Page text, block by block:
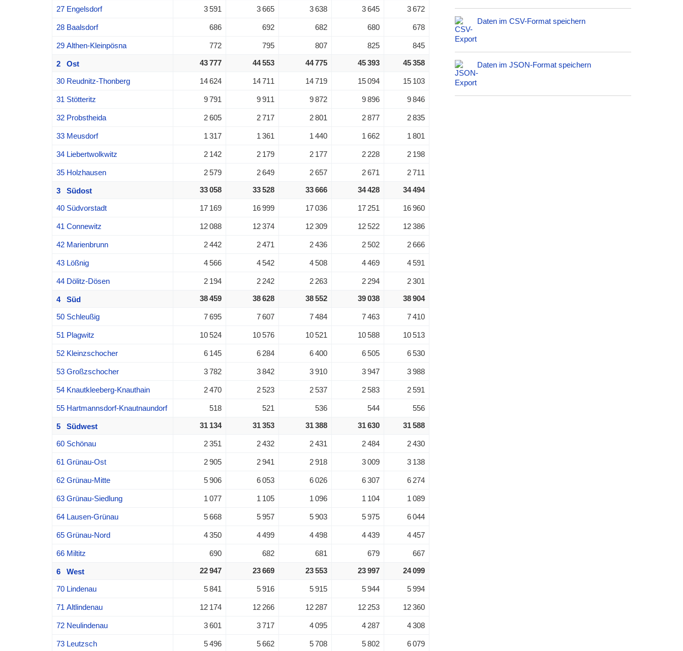
27 Engelsdorf 3 591 3 665 3 638 3 645 3 672
28 Baalsdorf 686 692 682 680 678
29 Althen-Kleinpösna 772 795 807 825 845
2 Ost 43 777 44 553 44 775 45 393 45 358
30 Reudnitz-Thonberg 14 624 14 711 14 719 15 094 15 103
31 Stötteritz 9 791 9 911 9 872 9 896 9 846
32 Probstheida 2 605 2 717 2 801 2 877 2 835
33 Meusdorf 1 317 1 361 1 440 1 662 1 801
34 Liebertwolkwitz 2 142 2 179 2 177 2 228 2 198
35 Holzhausen 2 579 2 649 2 657 2 671 2 711
3 Südost 33 058 33 528 33 666 34 428 34 494
40 Südvorstadt 17 169 16 999 17 036 17 251 16 960
41 Connewitz 12 088 12 374 12 309 12 522 12 386
42 Marienbrunn 2 442 2 471 2 436 2 502 2 666
43 Lößnig 4 566 4 542 4 508 4 469 4 591
44 Dölitz-Dösen 2 194 2 242 2 263 2 294 2 301
4 Süd 38 459 38 628 38 552 39 038 38 904
50 Schleußig 7 695 7 607 7 484 7 463 7 410
51 Plagwitz 10 524 10 576 10 521 10 588 10 513
52 Kleinzschocher 6 145 6 284 6 400 6 505 6 530
53 Großzschocher 3 782 3 842 3 910 3 947 3 988
54 Knautkleeberg-Knauthain 2 470 2 523 2 537 2 583 2 591
55 Hartmannsdorf-Knautnaundorf 518 521 536 544 556
5 Südwest 31 134 31 353 31 388 31 630 31 588
60 Schönau 2 351 2 432 2 431 2 484 2 430
61 Grünau-Ost 2 905 2 941 2 918 3 009 3 138
62 Grünau-Mitte 5 906 6 053 6 026 6 307 6 274
63 Grünau-Siedlung 1 077 1 105 1 096 1 104 1 089
64 Lausen-Grünau 5 668 5 957 5 903 5 975 6 044
65 Grünau-Nord 4 350 4 499 4 498 4 439 4 457
66 Miltitz 690 682 681 679 667
6 West 22 947 23 669 23 553 23 997 24 099
70 Lindenau 5 841 5 916 5 915 5 944 5 994
71 Altlindenau 12 174 12 266 12 287 12 253 12 360
72 Neulindenau 3 601 3 717 4 095 4 287 4 308
73 Leutzsch 5 496 5 662 5 708 5 802 6 079
Daten im CSV-Format speichern
Daten im JSON-Format speichern